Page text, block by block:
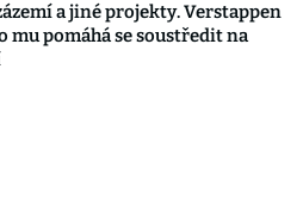
a jiné projekty. Verstappen
mu pomáhá se soustředit na